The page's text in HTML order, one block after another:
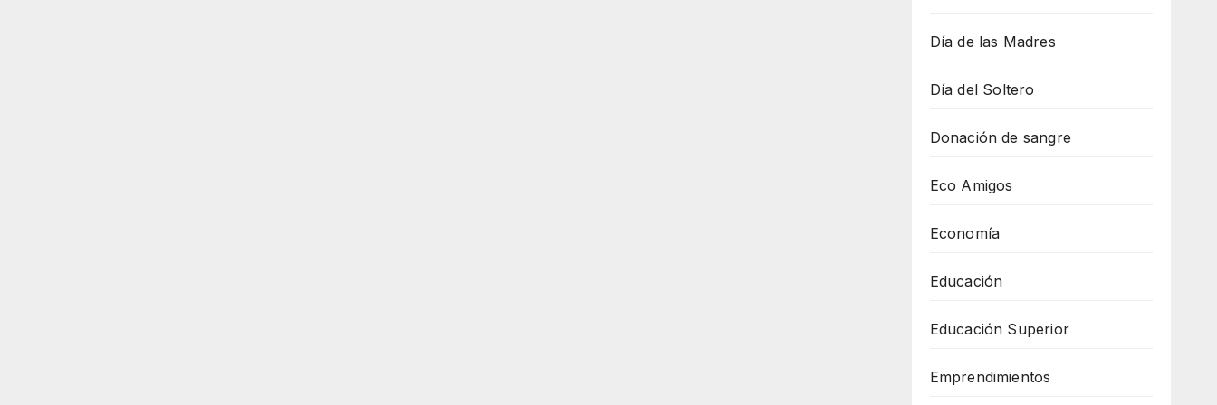
Día de las Madres
Día del Soltero
Donación de sangre
Eco Amigos
Economía
Educación
Educación Superior
Emprendimientos